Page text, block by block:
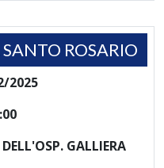
ROSARIO
2025
GALLIERA